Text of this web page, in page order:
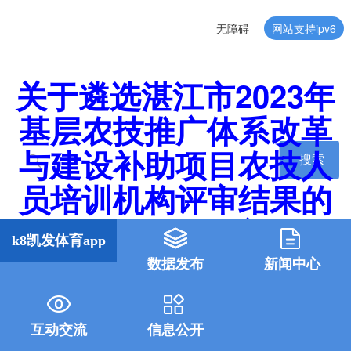
无障碍 网站支持ipv6
关于遴选湛江市2023年
基层农技推广体系改革
与建设补助项目农技人
员培训机构评审结果的
公示-k8凯发体育app
搜索
k8凯发体育app
数据发布
新闻中心
互动交流 信息公开